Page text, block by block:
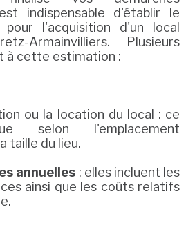
indispensable d'établir le
pour l'acquisition d'un local
Armainvilliers. Plusieurs
à cette estimation :
ou la location du local : ce
selon l'emplacement
taille du lieu.
annuelles : elles incluent les
ainsi que les coûts relatifs